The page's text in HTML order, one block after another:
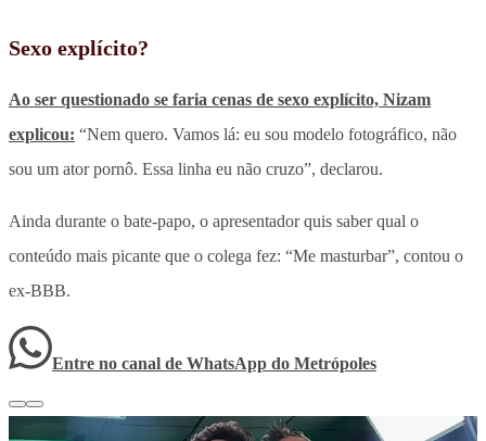
Sexo explícito?
Ao ser questionado se faria cenas de sexo explícito, Nizam
explicou: “Nem quero. Vamos lá: eu sou modelo fotográfico, não
sou um ator pornô. Essa linha eu não cruzo”, declarou.
Ainda durante o bate-papo, o apresentador quis saber qual o
conteúdo mais picante que o colega fez: “Me masturbar”, contou o
ex-BBB.
Entre no canal de WhatsApp do Metrópoles